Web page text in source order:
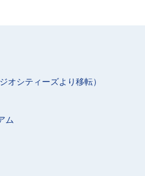
オシティーズより移転）
ム